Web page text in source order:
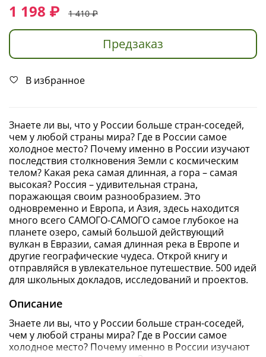
1 198 ₽ 1 410 ₽
Предзаказ
В избранное
Знаете ли вы, что у России больше стран-соседей,
чем у любой страны мира? Где в России самое
холодное место? Почему именно в России изучают
последствия столкновения Земли с космическим
телом? Какая река самая длинная, а гора – самая
высокая? Россия – удивительная страна,
поражающая своим разнообразием. Это
одновременно и Европа, и Азия, здесь находится
много всего САМОГО-САМОГО самое глубокое на
планете озеро, самый большой действующий
вулкан в Евразии, самая длинная река в Европе и
другие географические чудеса. Открой книгу и
отправляйся в увлекательное путешествие. 500 идей
для школьных докладов, исследований и проектов.
Описание
Знаете ли вы, что у России больше стран-соседей,
чем у любой страны мира? Где в России самое
холодное место? Почему именно в России изучают